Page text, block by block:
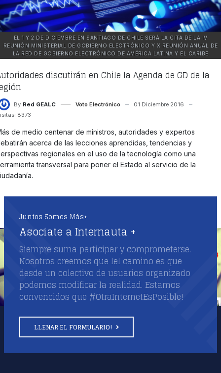
EL 1 Y 2 DE DICIEMBRE EN SANTIAGO DE CHILE SERÁ LA CITA DE LA IV
REUNIÓN MINISTERIAL DE GOBIERNO ELECTRÓNICO Y X REUNIÓN ANUAL DE
LA RED DE GOBIERNO ELECTRÓNICO DE AMÉRICA LATINA Y EL CARIBE
discutirán en Chile la Agenda de GD de la
By Red GEALC Voto Electrónico
01 Diciembre 2016
8373
de medio centenar de ministros, autoridades y expertos
acerca de las lecciones aprendidas, tendencias y
regionales en el uso de la tecnología como una
transversal para poner el Estado al servicio de la
Misiones ponen en marcha la Guía de trámites del
provincial
Juntos Somos Más+
Asociate a Internauta +
Siempre suma participar y comprometerse.
Nosotros creemos que lel camino es que
desde un colectivo de usuarios organizado
podemos modificar la realidad. Estamos
convencidos que #OtraInternetEsPosible!
LLENAR EL FORMULARIO!